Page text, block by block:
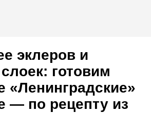
эклеров и
готовим
«Ленинградские»
— по рецепту из